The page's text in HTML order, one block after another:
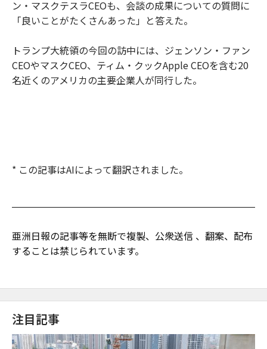
ン・マスクテスラCEOも、会談の成果についての質問に
「良いことがたくさんあった」と答えた。
トランプ大統領の今回の訪中には、ジェンソン・ファン
CEOやマスクCEO、ティム・クックApple CEOを含む20
名近くのアメリカの主要企業人が同行した。
* この記事はAIによって翻訳されました。
亜洲日報の記事等を無断で複製、公衆送信 、翻案、配布
することは禁じられています。
注目記事